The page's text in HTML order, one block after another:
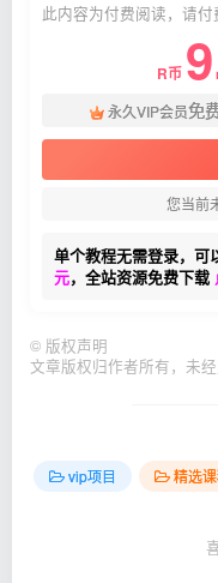
此内容为付费阅读，请付
R币
永久VIP会员免
您当前
单个教程无需登录，可
元，全站资源免费下载
© 版权声明
文章版权归作者所有，未经
vip项目 精选